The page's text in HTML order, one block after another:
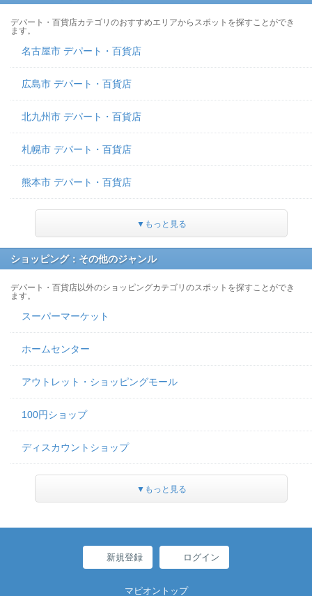
デパート・百貨店カテゴリのおすすめエリアからスポットを探すことができ
ます。
名古屋市 デパート・百貨店
広島市 デパート・百貨店
北九州市 デパート・百貨店
札幌市 デパート・百貨店
熊本市 デパート・百貨店
▼もっと見る
ショッピング：その他のジャンル
デパート・百貨店以外のショッピングカテゴリのスポットを探すことができ
ます。
スーパーマーケット
ホームセンター
アウトレット・ショッピングモール
100円ショップ
ディスカウントショップ
▼もっと見る
新規登録 ログイン
マピオントップ